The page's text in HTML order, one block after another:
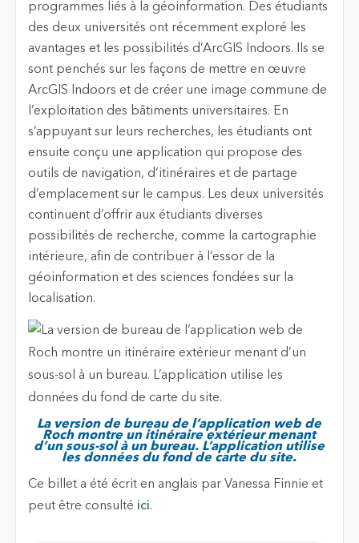
programmes liés à la géoinformation. Des étudiants
des deux universités ont récemment exploré les
avantages et les possibilités d’ArcGIS Indoors. Ils se
sont penchés sur les façons de mettre en œuvre
ArcGIS Indoors et de créer une image commune de
l’exploitation des bâtiments universitaires. En
s’appuyant sur leurs recherches, les étudiants ont
ensuite conçu une application qui propose des
outils de navigation, d’itinéraires et de partage
d’emplacement sur le campus. Les deux universités
continuent d’offrir aux étudiants diverses
possibilités de recherche, comme la cartographie
intérieure, afin de contribuer à l’essor de la
géoinformation et des sciences fondées sur la
localisation.
La version de bureau de l’application web de
Roch montre un itinéraire extérieur menant
d’un sous-sol à un bureau. L’application utilise
les données du fond de carte du site.
Ce billet a été écrit en anglais par Vanessa Finnie et
peut être consulté ici.